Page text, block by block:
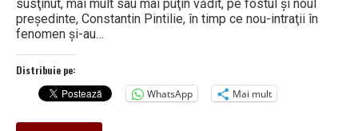
susţinut, mai mult sau mai puţin vădit, pe fostul şi noul
preşedinte, Constantin Pintilie, în timp ce nou-intraţii în
fenomen şi-au…
Distribuie pe:
WhatsApp
Mai mult